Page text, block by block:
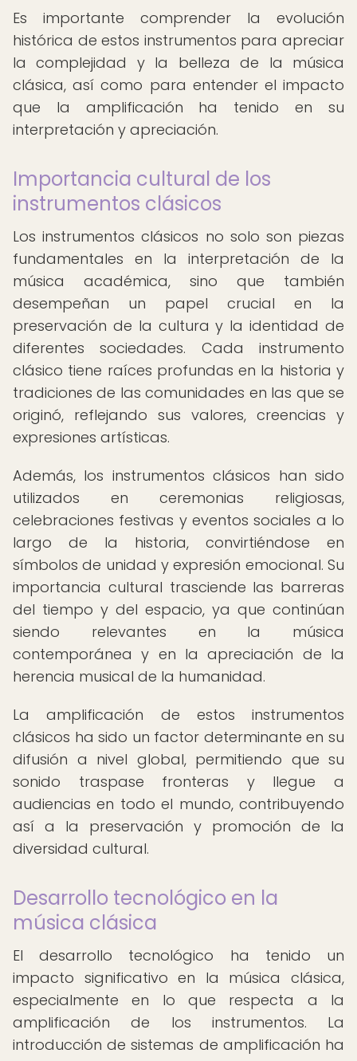
Es importante comprender la evolución
histórica de estos instrumentos para apreciar
la complejidad y la belleza de la música
clásica, así como para entender el impacto
que la amplificación ha tenido en su
interpretación y apreciación.
Importancia cultural de los
instrumentos clásicos
Los instrumentos clásicos no solo son piezas
fundamentales en la interpretación de la
música académica, sino que también
desempeñan un papel crucial en la
preservación de la cultura y la identidad de
diferentes sociedades. Cada instrumento
clásico tiene raíces profundas en la historia y
tradiciones de las comunidades en las que se
originó, reflejando sus valores, creencias y
expresiones artísticas.
Además, los instrumentos clásicos han sido
utilizados en ceremonias religiosas,
celebraciones festivas y eventos sociales a lo
largo de la historia, convirtiéndose en
símbolos de unidad y expresión emocional. Su
importancia cultural trasciende las barreras
del tiempo y del espacio, ya que continúan
siendo relevantes en la música
contemporánea y en la apreciación de la
herencia musical de la humanidad.
La amplificación de estos instrumentos
clásicos ha sido un factor determinante en su
difusión a nivel global, permitiendo que su
sonido traspase fronteras y llegue a
audiencias en todo el mundo, contribuyendo
así a la preservación y promoción de la
diversidad cultural.
Desarrollo tecnológico en la
música clásica
El desarrollo tecnológico ha tenido un
impacto significativo en la música clásica,
especialmente en lo que respecta a la
amplificación de los instrumentos. La
introducción de sistemas de amplificación ha